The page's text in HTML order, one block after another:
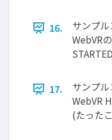
16.
サンプ
WebVR
STARTED
17.
サンプ
WebVR
(たった